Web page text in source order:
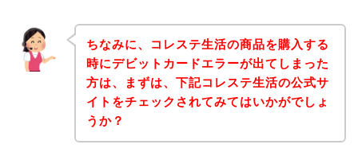
ちなみに、コレステ生活の商品を購入する
時にデビットカードエラーが出てしまった
方は、まずは、下記コレステ生活の公式サ
イトをチェックされてみてはいかがでしょ
うか？